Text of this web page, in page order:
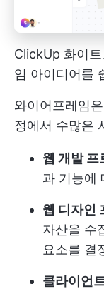
ClickUp 화이
임 아이디어를
와이어프레임
정에서 수많은
웹 개발 프
과 기능에
웹 디자인
자산을 수
요소를 결
클라이언